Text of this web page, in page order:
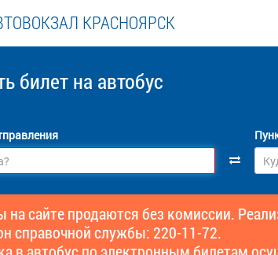
КРАСНОЯРСК
билет на автобус
на сайте продаются без комиссии.
справочной службы: 220-11-72.